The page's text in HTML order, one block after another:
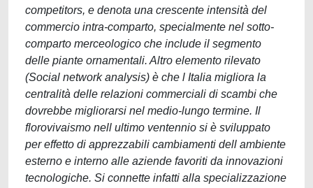
competitors, e denota una crescente intensità del
commercio intra-comparto, specialmente nel sotto-
comparto merceologico che include il segmento
delle piante ornamentali. Altro elemento rilevato
(Social network analysis) è che l Italia migliora la
centralità delle relazioni commerciali di scambi che
dovrebbe migliorarsi nel medio-lungo termine. Il
florovivaismo nell ultimo ventennio si è sviluppato
per effetto di apprezzabili cambiamenti dell ambiente
esterno e interno alle aziende favoriti da innovazioni
tecnologiche. Si connette infatti alla specializzazione